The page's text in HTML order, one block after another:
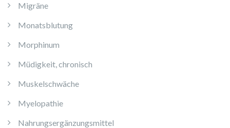
Migräne
Monatsblutung
Morphinum
Müdigkeit, chronisch
Muskelschwäche
Myelopathie
Nahrungsergänzungsmittel